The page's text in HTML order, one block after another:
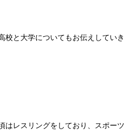
校と大学についてもお伝えしていき
はレスリングをしており、スポーツ